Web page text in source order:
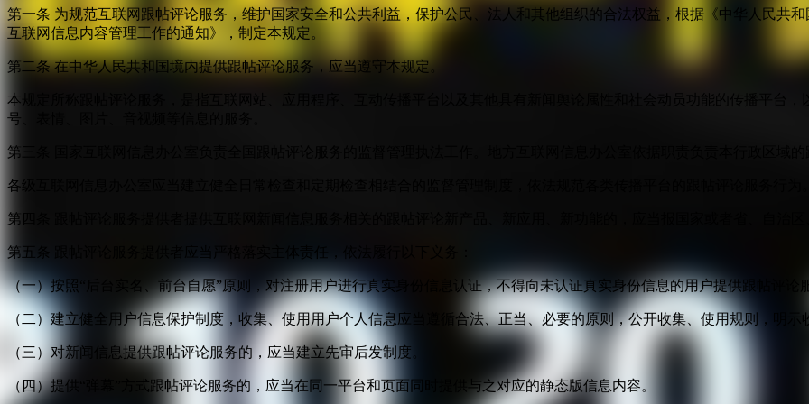
第一条 为规范互联网跟帖评论服务，维护国家安全和公共利益，保护公民、法人和其他组织的合法权益，根据《中华人民共
互联网信息内容管理工作的通知》，制定本规定。
第二条 在中华人民共和国境内提供跟帖评论服务，应当遵守本规定。
本规定所称跟帖评论服务，是指互联网站、应用程序、互动传播平台以及其他具有新闻舆论属性和社会动员功能的传播平台
号、表情、图片、音视频等信息的服务。
第三条 国家互联网信息办公室负责全国跟帖评论服务的监督管理执法工作。地方互联网信息办公室依据职责负责本行政区域
各级互联网信息办公室应当建立健全日常检查和定期检查相结合的监督管理制度，依法规范各类传播平台的跟帖评论服务行为
第四条 跟帖评论服务提供者提供互联网新闻信息服务相关的跟帖评论新产品、新应用、新功能的，应当报国家或者省、自治
第五条 跟帖评论服务提供者应当严格落实主体责任，依法履行以下义务：
（一）按照“后台实名、前台自愿”原则，对注册用户进行真实身份信息认证，不得向未认证真实身份信息的用户提供跟帖评论
（二）建立健全用户信息保护制度，收集、使用用户个人信息应当遵循合法、正当、必要的原则，公开收集、使用规则，明
（三）对新闻信息提供跟帖评论服务的，应当建立先审后发制度。
（四）提供“弹幕”方式跟帖评论服务的，应当在同一平台和页面同时提供与之对应的静态版信息内容。